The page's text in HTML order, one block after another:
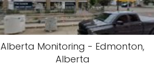
Alberta Monitoring - Edmonton,
Alberta